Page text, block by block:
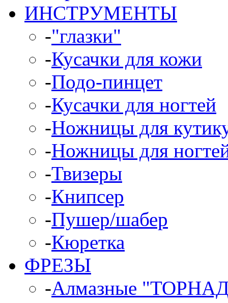
ИНСТРУМЕНТЫ
-"глазки"
-Кусачки для кожи
-Подо-пинцет
-Кусачки для ногтей
-Ножницы для
-Ножницы для
-Твизеры
-Книпсер
-Пушер/шабер
-Кюретка
ФРЕЗЫ
-Алмазные